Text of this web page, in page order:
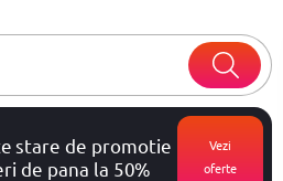
stare de promotie
de pana la 50%
Vezi
oferte